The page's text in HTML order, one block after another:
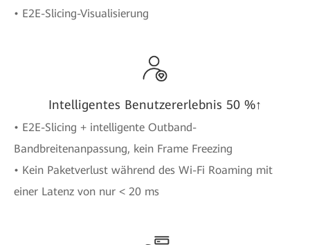
• E2E-Slicing-Visualisierung
Intelligentes Benutzererlebnis 50 %↑
• E2E-Slicing + intelligente Outband-
Bandbreitenanpassung, kein Frame Freezing
• Kein Paketverlust während des Wi-Fi Roaming mit
einer Latenz von nur < 20 ms